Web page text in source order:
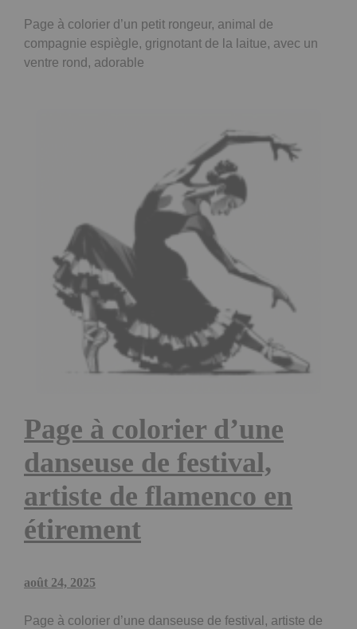
Page à colorier d’un petit rongeur, animal de
compagnie espiègle, grignotant de la laitue, avec un
ventre rond, adorable
Page à colorier d’une
danseuse de festival,
artiste de flamenco en
étirement
août 24, 2025
Page à colorier d’une danseuse de festival, artiste de